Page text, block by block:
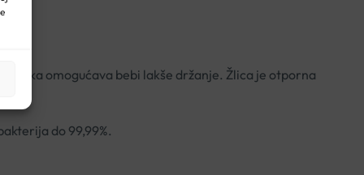
drška omogućava bebi lakše držanje. Žlica je otporna
do 99,99%.